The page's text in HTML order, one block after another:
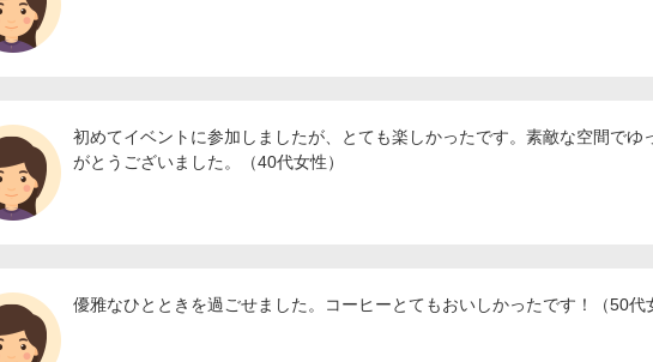
初めてイベントに参加しましたが、とても楽しかったです。素敵な空間で
がとうございました。（40代女性）
優雅なひとときを過ごせました。コーヒーとてもおいしかったです！（50代